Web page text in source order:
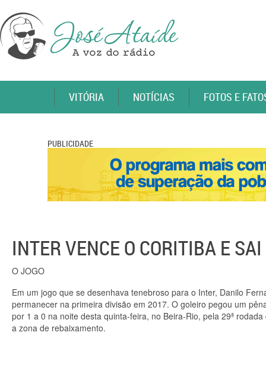
VITÓRIA NOTÍCIAS FOTOS E
PUBLICIDADE
INTER VENCE O CORITIBA E
O JOGO
Em um jogo que se desenhava tenebroso para o Inter, Danilo
permanecer na primeira divisão em 2017. O goleiro pegou um
por 1 a 0 na noite desta quinta-feira, no Beira-Rio, pela 29ª
a zona de rebaixamento.